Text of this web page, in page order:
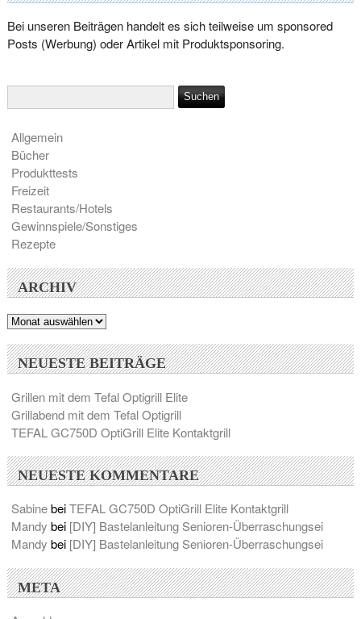
Bei unseren Beiträgen handelt es sich teilweise um sponsored
Posts (Werbung) oder Artikel mit Produktsponsoring.
Allgemein
Bücher
Produkttests
Freizeit
Restaurants/Hotels
Gewinnspiele/Sonstiges
Rezepte
ARCHIV
Archiv
NEUESTE BEITRÄGE
Grillen mit dem Tefal Optigrill Elite
Grillabend mit dem Tefal Optigrill
TEFAL GC750D OptiGrill Elite Kontaktgrill
NEUESTE KOMMENTARE
SabinebeiTEFAL GC750D OptiGrill Elite Kontaktgrill
Mandy bei [DIY] Bastelanleitung Senioren-Überraschungsei
Mandy bei [DIY] Bastelanleitung Senioren-Überraschungsei
META